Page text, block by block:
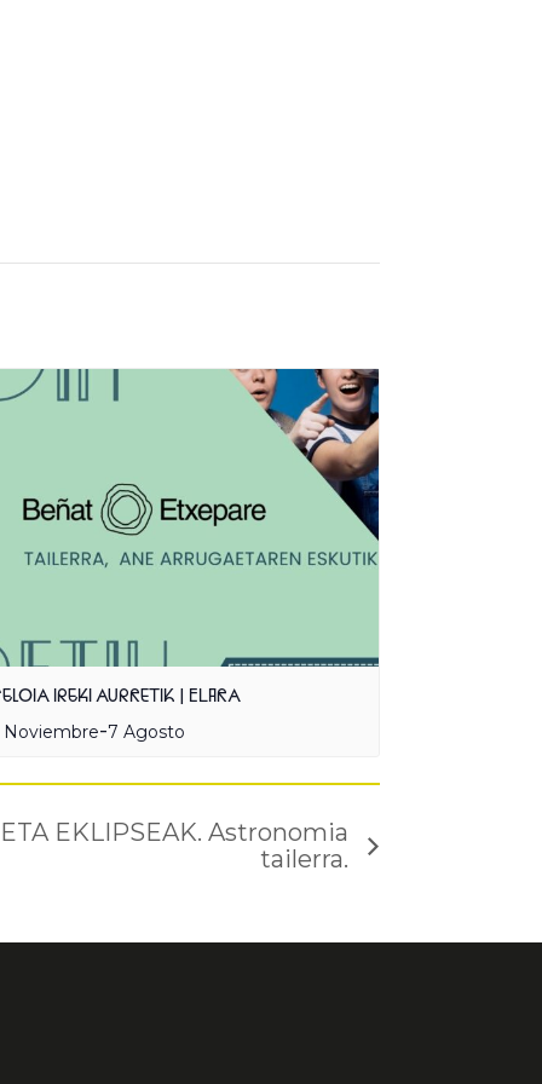
IREKI AURRETIK | ELARA
Noviembre-7 Agosto
EKLIPSEAK. Astronomia
tailerra.